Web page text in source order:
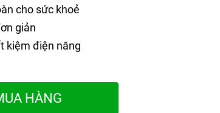
HÀNG
cho sức khoẻ
giản
kiệm điện năng